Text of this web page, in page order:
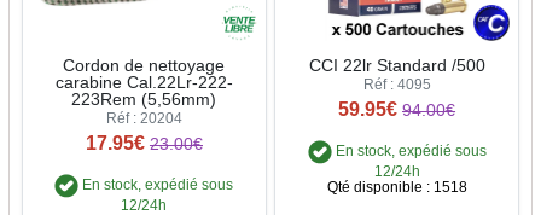
Cordon de nettoyage
carabine Cal.22Lr-222-
223Rem (5,56mm)
Réf : 20204
17.95€ 23.00€
En stock, expédié sous
12/24h
CCI 22lr Standard /500
Réf : 4095
59.95€ 94.00€
En stock, expédié sous
12/24h
Qté disponible : 1518